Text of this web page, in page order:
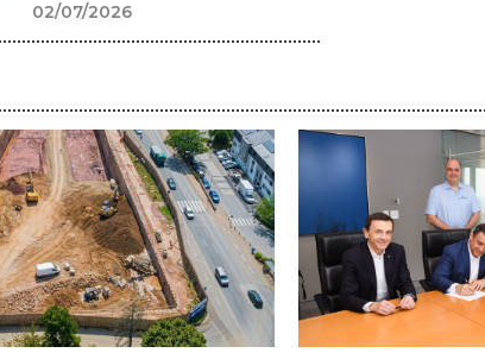
02/07/2026